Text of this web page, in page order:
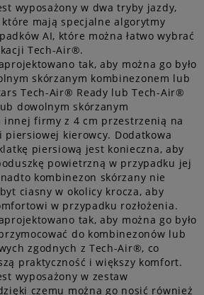
wyposażony w dwa tryby jazdy,
które mają specjalne algorytmy
AI, które można łatwo wybrać
Tech-Air®.
tak, aby można go było
skórzanym kombinezonem lub
Tech-Air® Ready lub Tech-Air®
dowolnym skórzanym
innej firmy z 4 cm przestrzenią na
piersiowej kierowcy. Dodatkowa
piersiową jest konieczna, aby
powietrzną w przypadku jej
kombinezon skórzany nie
ciasny w okolicy krocza, aby
w przypadku rozłożenia.
tak, aby można go było
do kombinezonów lub
zgodnych z Tech-Air®, co
praktyczność i większy komfort.
wyposażony w zestaw
czemu można go nosić również